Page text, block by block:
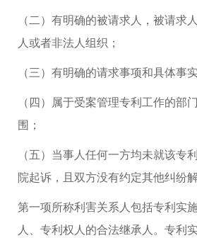
（二）有明确的被请求人，被请求
人或者非法人组织；
（三）有明确的请求事项和具体事
（四）属于受案管理专利工作的部
围；
（五）当事人任何一方均未就该专
院起诉，且双方没有约定其他纠纷解
第一项所称利害关系人包括专利实
人、专利权人的合法继承人。专利